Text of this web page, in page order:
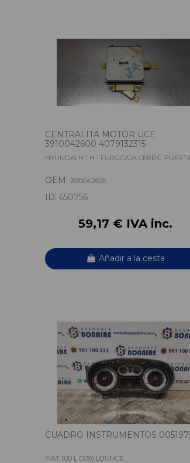
CENTRALITA MOTOR UCE
3910042600 4079132315
HYUNDAI H 1 H 1 FURG.CAJA CERR.C.
OEM: 3910042600
ID: 650756
59,17 € IVA inc.
Añadir a la cesta
CUADRO INSTRUMENTOS
FIAT 500 L (330) LOUNGE